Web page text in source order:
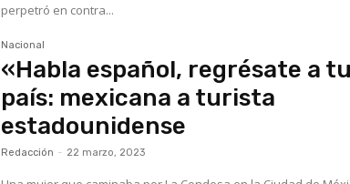
perpetró en contra...
Nacional
«Habla español, regrésate a tu
país: mexicana a turista
estadounidense
Redacción - 22 marzo, 2023